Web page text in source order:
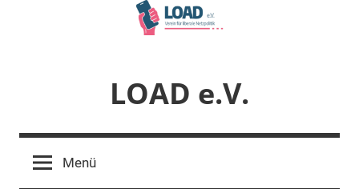
LOAD e.V.
liberale
Menü